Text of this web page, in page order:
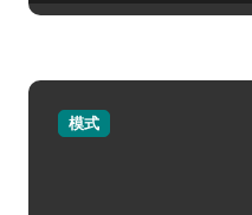
模式